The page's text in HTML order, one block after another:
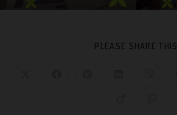
PLEASE SHARE THIS